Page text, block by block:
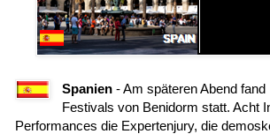
Spanien - Am späteren Abend
Festivals von Benidorm statt. Acht
Performances die Expertenjury, die